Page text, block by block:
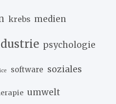
krebs medien
psychologie
software soziales
umwelt